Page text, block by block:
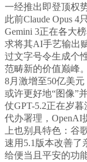
一经推出即登顶权
此前Claude Opus
Gemini 3正在各大
求将其AI手艺输出
过文字号令生成个
范畴新的价值巅峰
8月激增至50亿美
或许更好地“图像”
仗GPT-5.2正在岁
代办署理，OpenAI
上也别具特色：谷
速用5.1版本改善了
给便当且平安的功